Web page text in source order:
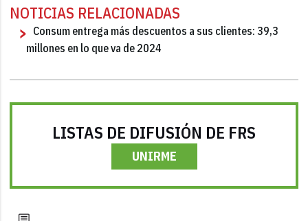
NOTICIAS RELACIONADAS
Consum entrega más descuentos a sus clientes: 39,3
millones en lo que va de 2024
LISTAS DE DIFUSIÓN DE FRS
UNIRME